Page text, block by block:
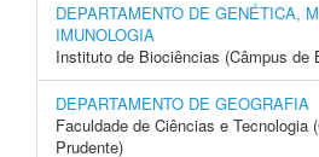
DEPARTAMENTO DE GENÉTICA,
IMUNOLOGIA
Instituto de Biociências (Câmpus de
DEPARTAMENTO DE GEOGRAFIA
Faculdade de Ciências e Tecnologia
Prudente)